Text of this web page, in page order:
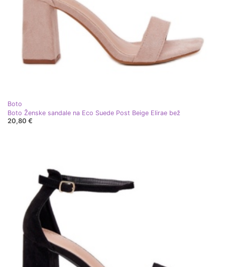
Boto
Boto Ženske sandale na Eco Suede Post Beige Elirae bež
20,80 €